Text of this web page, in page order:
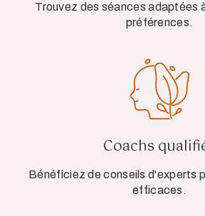
Trouvez des séances adaptées
préférences.
Coachs
Bénéficiez de conseils d'experts
efficaces.